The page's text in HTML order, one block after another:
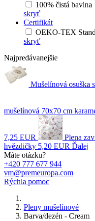
100% čistá bavlna
skryť
Certifikát
OEKO-TEX
skryť
Najpredávanejšie
Mušelínová osuška
mušelínová 70x70 cm
7,25 EUR Plena
hvězdičky 5,20 EUR Ďalej
Máte otázku?
+420 777 677 944
vm@premeuropa.com
Rýchla pomoc
Pleny mušelínové
Barva/dezén - Cream